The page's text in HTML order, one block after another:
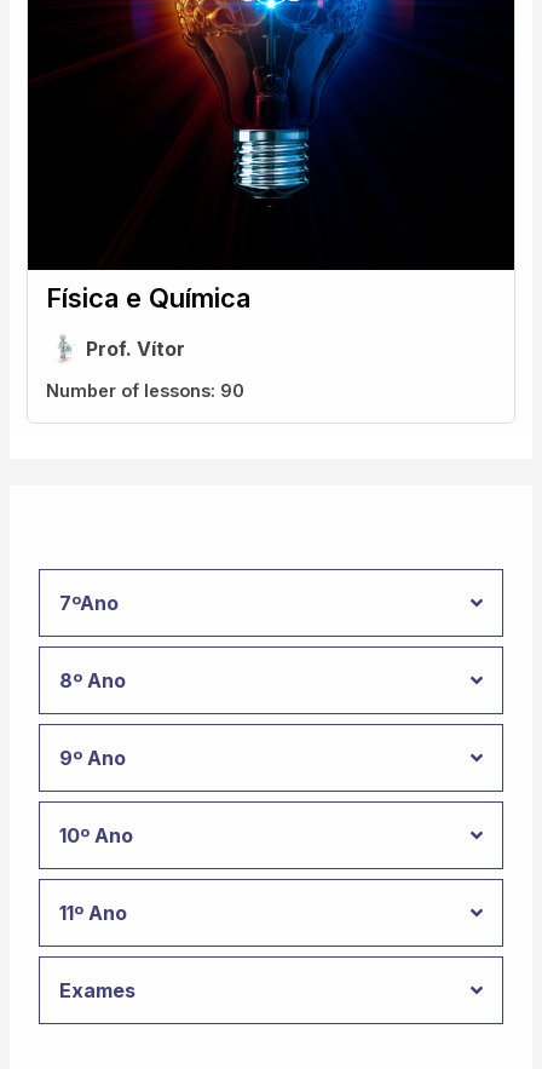
7ºAno
8º Ano
9º Ano
10º Ano
11º Ano
Exames
Física e Química
Prof. Vítor
Number of lessons: 90